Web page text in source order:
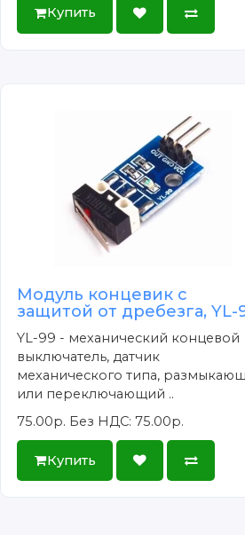
Купить
Модуль концевик с
защитой от дребезга, YL-
YL-99 - механический концевой
выключатель, датчик
механического типа,
или переключающий ..
75.00р. Без НДС: 75.00р.
Купить